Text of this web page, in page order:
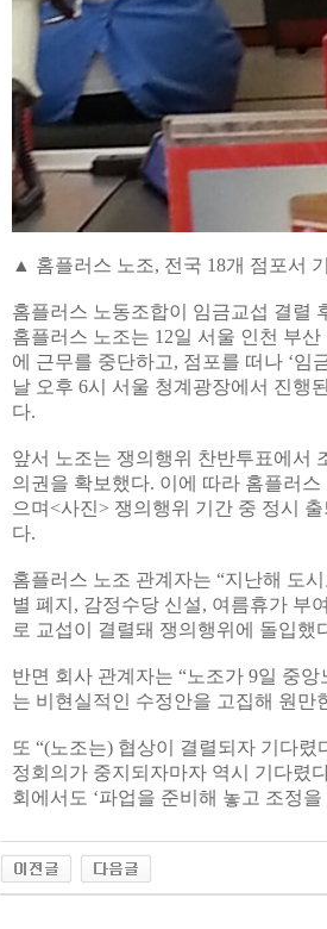
▲ 홈플러스 노조, 전국 18개 점포서
홈플러스 노동조합이 임금교섭 결렬
홈플러스 노조는 12일 서울 인천 부
에 근무를 중단하고, 점포를 떠나 ‘임
날 오후 6시 서울 청계광장에서 진행
다.
앞서 노조는 쟁의행위 찬반투표에서
의권을 확보했다. 이에 따라 홈플러
으며<사진> 쟁의행위 기간 중 정시
다.
홈플러스 노조 관계자는 “지난해 도
별 폐지, 감정수당 신설, 여름휴가 부
로 교섭이 결렬돼 쟁의행위에 돌입했
반면 회사 관계자는 “노조가 9일 중
는 비현실적인 수정안을 고집해 원만
또 “(노조는) 협상이 결렬되자 기다
정회의가 중지되자마자 역시 기다렸
회에서도 ‘파업을 준비해 놓고 조정